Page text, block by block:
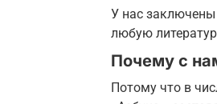
У нас
любую
Почему с
Потому что в